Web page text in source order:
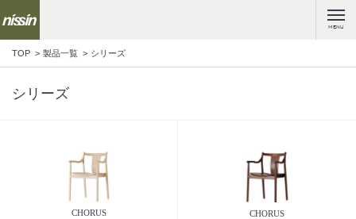
MENU
TOP 製品一覧 シリーズ
シリーズ
CHORUS CHORUS